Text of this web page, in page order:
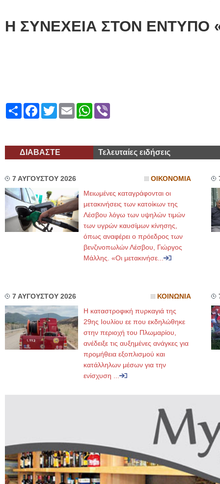
Η ΣΥΝΕΧΕΙΑ ΣΤΟΝ ΕΝΤΥΠΟ
ShareFacebook
TwitterEmailWhatsApp
ΔΙΑΒΑΣΤΕ Τελευταίες ειδήσεις
7 ΑΥΓΟΥΣΤΟΥ 2026 ΟΙΚΟΝΟΜΙΑ
Μειωμένες καταγράφονται οι
μετακινήσεις των κατοίκων της
Λέσβου λόγω των υψηλών τιμών
των υγρών καυσίμων κίνησης,
όπως αναφέρει ο πρόεδρος των
βενζινοπωλών Λέσβου, Γιώργος
Μάλλης. «Οι μετακινήσε...
7 ΑΥΓΟΥΣΤΟΥ 2026 ΚΟΙΝΩΝΙΑ
Η καταστροφική πυρκαγιά της
29ης Ιουλίου εε που εκδηλώθηκε
στην περιοχή του Πλωμαρίου,
ανέδειξε τις αυξημένες ανάγκες για
προμήθεια εξοπλισμού και
κατάλληλων μέσων για την
ενίσχυση ...